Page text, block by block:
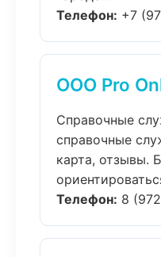
Телефон: +7
ООО Pro
Справочные
справочные
карта, отзывы.
Телефон: 8